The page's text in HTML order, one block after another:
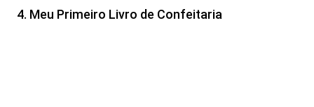
4. Meu Primeiro Livro de Confeitaria